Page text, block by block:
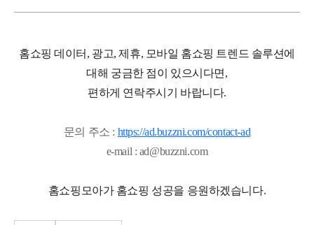
홈쇼핑 데이터, 광고, 제휴, 모바일 홈쇼핑 트렌드 솔루션에
대해 궁금한 점이 있으시다면,
편하게 연락주시기 바랍니다.
문의 주소 : https://ad.buzzni.com/contact-ad
e-mail : ad@buzzni.com
홈쇼핑모아가 홈쇼핑 성공을 응원하겠습니다.